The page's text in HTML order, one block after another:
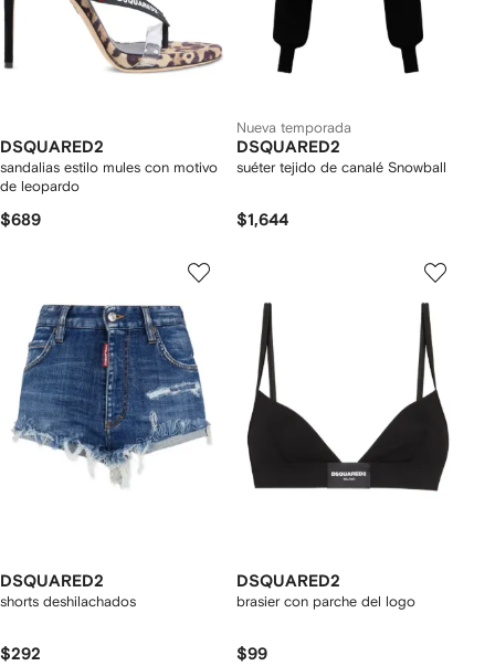
DSQUARED2
sandalias estilo mules con motivo
de leopardo
$689
Nueva temporada
DSQUARED2
suéter tejido de canalé Snowball
$1,644
DSQUARED2
shorts deshilachados
$292
DSQUARED2
brasier con parche del logo
$99